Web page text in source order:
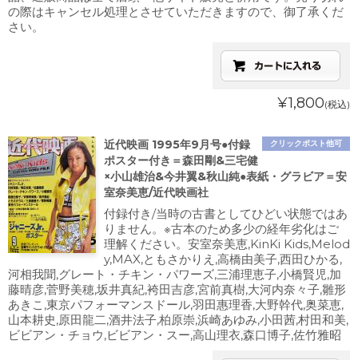
の際はキャンセル処理とさせていただきますので、御了承くだ
さい。
¥1,800(税込)
クリックポスト他可
近代映画 1995年9月号●付録
ポスター付き＝森田剛&三宅健
×小山雄治&今井翼&秋山純●表紙・グラビア＝安
室奈美恵/近代映画社
付録付き/当時の古書としてひどい状態ではあ
りません。※古本のため多少の経年劣化はご
理解ください。安室奈美恵,KinKi Kids,Melod
y,MAX,ともさかりえ,高橋由美子,西田ひかる,
河相我聞,グレート・チキン・パワーズ,三浦理恵子,小橋賢児,加
藤晴彦,菅野美穂,坂井真紀,袴田吉彦,宮前真樹,大河内奈々子,雛形
あきこ,東京パフォーマンスドール,羽田惠理香,大野幹代,奥菜恵,
山本耕史,原田龍二,酒井法子,柏原崇,浜崎あゆみ,小田茜,村田和美,
ビビアン・チョウ,ビビアン・スー,高山理衣,森口博子,佐竹雅昭